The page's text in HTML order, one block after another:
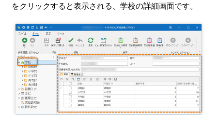
をクリックすると表示される、学校の詳細画面です。